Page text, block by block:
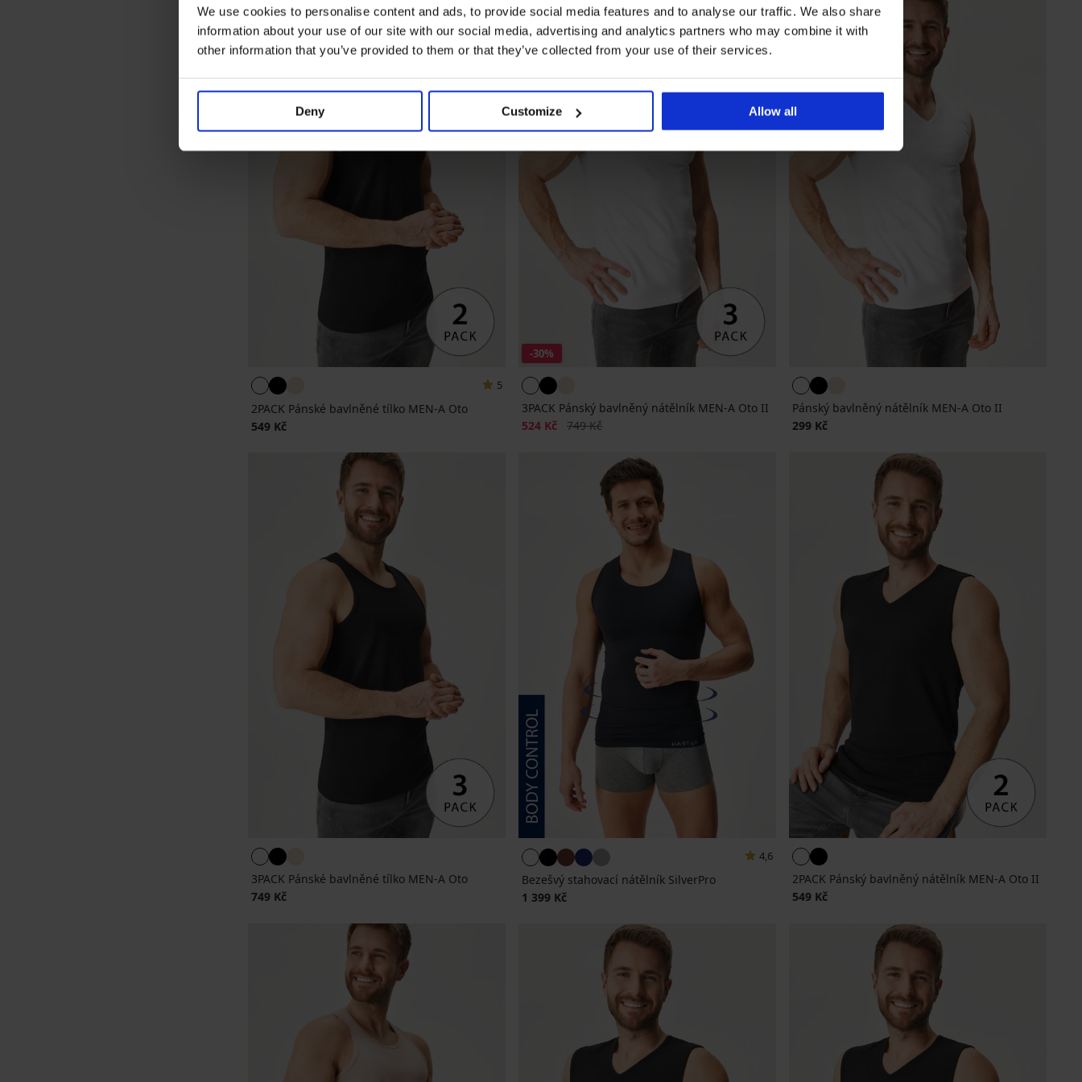
We use cookies to personalise content and ads, to provide social media features and to analyse our traffic. We also share
information about your use of our site with our social media, advertising and analytics partners who may combine it with
other information that you’ve provided to them or that they’ve collected from your use of their services.
Deny Customize Allow all
5
2PACK Pánské bavlněné tílko MEN-A Oto
549 Kč
-30%
3PACK Pánský bavlněný nátělník MEN-A Oto II
Sleva
524 Kč Původní cena
749 Kč
Pánský bavlněný nátělník MEN-A Oto II
299 Kč
3PACK Pánské bavlněné tílko MEN-A Oto
749 Kč
4,6
Bezešvý stahovací nátělník SilverPro
1 399 Kč
2PACK Pánský bavlněný nátělník MEN-A Oto II
549 Kč